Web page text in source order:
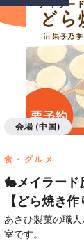
食・グルメ
🐇メイラード
【どら焼き作
あさひ製菓の職
室です。
会場 (中国)